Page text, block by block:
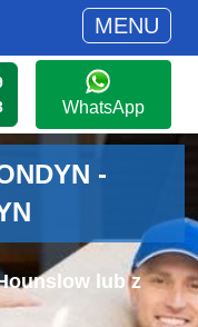
MENU
WhatsApp
-
lub z